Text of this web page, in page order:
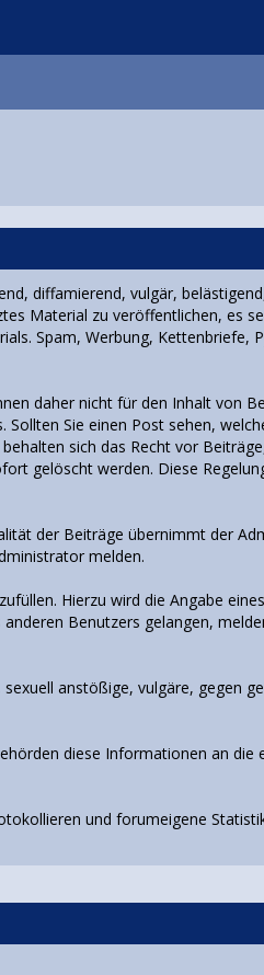
diffamierend, vulgär,
Material zu veröffentlichen, es
Spam, Werbung, Kettenbriefe,
daher nicht für den Inhalt von
Sie einen Post sehen,
sich das Recht vor
gelöscht werden. Diese
der Beiträge übernimmt der
melden.
Hierzu wird die Angabe
Benutzers gelangen,
anstößige, vulgäre, gegen
diese Informationen an die
und forumeigene